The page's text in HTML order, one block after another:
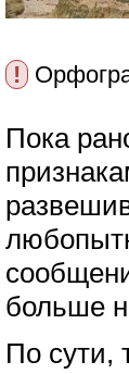
!
Пока
больше
По сути,